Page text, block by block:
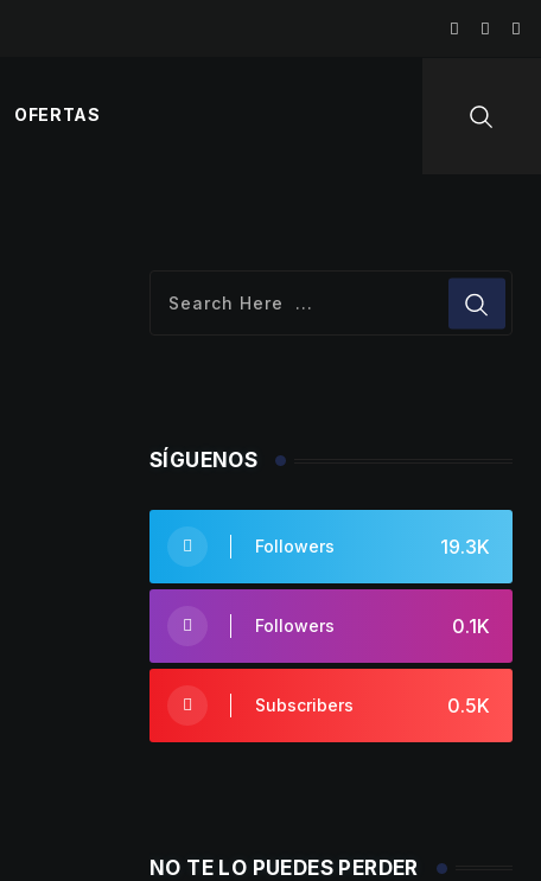
OFERTAS
SÍGUENOS
19.3K
Followers
0.1K
Followers
0.5K
Subscribers
NO TE LO PUEDES PERDER